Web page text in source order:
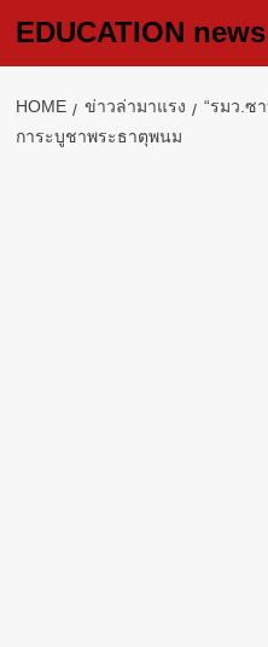
EDUCATION news
HOME ข่าวล่ามาแรง
“รมว.ซ
การะบูชาพระธาตุพนม